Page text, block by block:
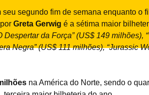
segundo fim de semana enquanto o
Greta Gerwig é a sétima maior
Despertar da Força” (US$ 149 milhões),
Negra” (US$ 111 milhões), “Jurassic
na América do Norte, sendo o